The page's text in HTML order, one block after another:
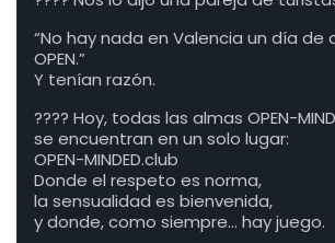
“No hay nada en Valencia un día de
OPEN.”
Y tenían razón.
???? Hoy, todas las almas OPEN-
se encuentran en un solo lugar:
OPEN-MINDED.club
Donde el respeto es norma,
la sensualidad es bienvenida,
y donde, como siempre… hay juego.